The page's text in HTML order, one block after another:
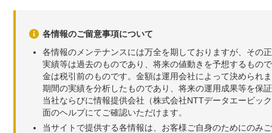
各情報のご留意事項について
各情報のメンテナンスには万全を期しておりますが、その
実績等は過去のものであり、将来の値動きを予想するもの
金は税引前のものです。金額は運用会社によって決められ
期間の実績を分析したものであり、将来の運用成果等を保
当社ならびに情報提供会社（株式会社NTTデータエービッ
面のヘルプにてご確認いただけます。
当サイトで提供する各情報は、お客様ご自身のためにのみ